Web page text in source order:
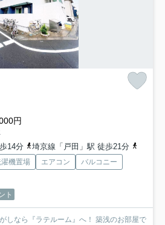
円
14分
埼京線「戸田」駅 徒歩21分
機置場 エアコン
バルコニー
ト
しなら『ラテルーム』へ！ 築浅のお部屋で